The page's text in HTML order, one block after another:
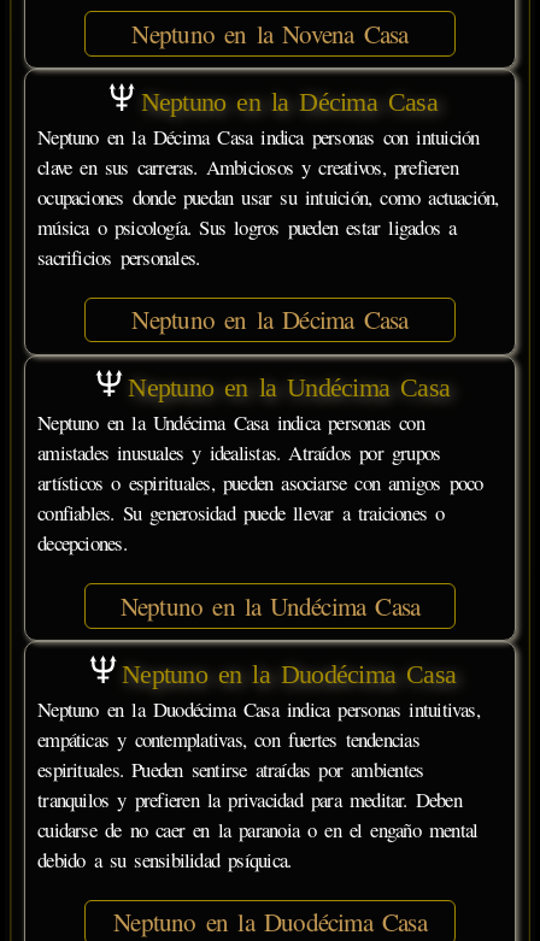
Neptuno en la Novena Casa
Neptuno en la Décima Casa
Neptuno en la Décima Casa indica personas con intuición
clave en sus carreras. Ambiciosos y creativos, prefieren
ocupaciones donde puedan usar su intuición, como actuación,
música o psicología. Sus logros pueden estar ligados a
sacrificios personales.
Neptuno en la Décima Casa
Neptuno en la Undécima Casa
Neptuno en la Undécima Casa indica personas con
amistades inusuales y idealistas. Atraídos por grupos
artísticos o espirituales, pueden asociarse con amigos poco
confiables. Su generosidad puede llevar a traiciones o
decepciones.
Neptuno en la Undécima Casa
Neptuno en la Duodécima Casa
Neptuno en la Duodécima Casa indica personas intuitivas,
empáticas y contemplativas, con fuertes tendencias
espirituales. Pueden sentirse atraídas por ambientes
tranquilos y prefieren la privacidad para meditar. Deben
cuidarse de no caer en la paranoia o en el engaño mental
debido a su sensibilidad psíquica.
Neptuno en la Duodécima Casa